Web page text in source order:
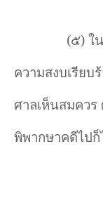
(๕) ใ
ความสงบเรีย
ศาลเห็นสมคว
พิพากษาคดีไปก็